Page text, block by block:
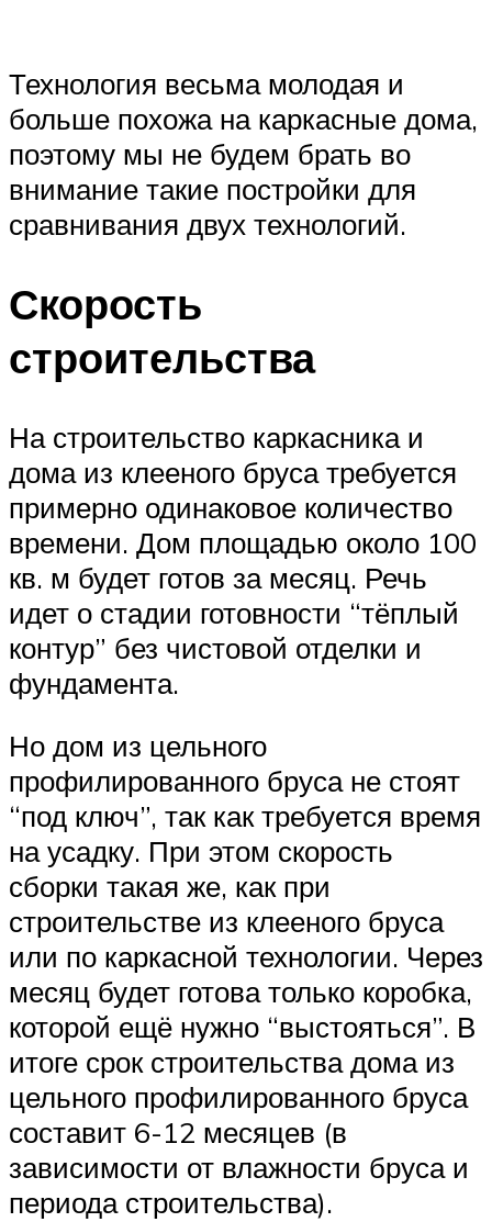
Технология весьма молодая и
больше похожа на каркасные дома,
поэтому мы не будем брать во
внимание такие постройки для
сравнивания двух технологий.
Скорость
строительства
На строительство каркасника и
дома из клееного бруса требуется
примерно одинаковое количество
времени. Дом площадью около 100
кв. м будет готов за месяц. Речь
идет о стадии готовности “тёплый
контур” без чистовой отделки и
фундамента.
Но дом из цельного
профилированного бруса не стоят
“под ключ”, так как требуется время
на усадку. При этом скорость
сборки такая же, как при
строительстве из клееного бруса
или по каркасной технологии. Через
месяц будет готова только коробка,
которой ещё нужно “выстояться”. В
итоге срок строительства дома из
цельного профилированного бруса
составит 6-12 месяцев (в
зависимости от влажности бруса и
периода строительства).